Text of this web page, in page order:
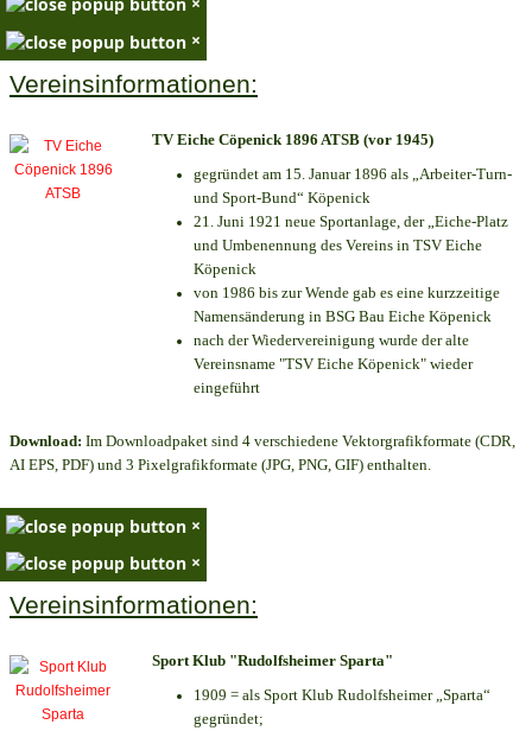
×
Vereinsinformationen:
TV Eiche Cöpenick 1896 ATSB (vor 1945)
gegründet am 15. Januar 1896 als „Arbeiter-Turn-
und Sport-Bund“ Köpenick
21. Juni 1921 neue Sportanlage, der „Eiche-Platz
und Umbenennung des Vereins in TSV Eiche
Köpenick
von 1986 bis zur Wende gab es eine kurzzeitige
Namensänderung in BSG Bau Eiche Köpenick
nach der Wiedervereinigung wurde der alte
Vereinsname "TSV Eiche Köpenick" wieder
eingeführt
Download: Im Downloadpaket sind 4 verschiedene Vektorgrafikformate (CDR,
AI EPS, PDF) und 3 Pixelgrafikformate (JPG, PNG, GIF) enthalten.
×
×
Vereinsinformationen:
Sport Klub "Rudolfsheimer Sparta"
1909 = als Sport Klub Rudolfsheimer „Sparta“
gegründet;